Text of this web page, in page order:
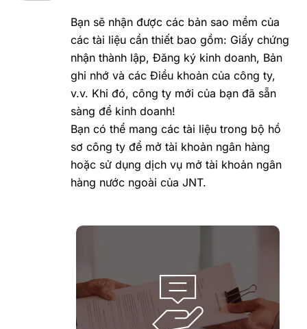
Bạn sẽ nhận được các bản sao mềm của
các tài liệu cần thiết bao gồm: Giấy chứng
nhận thành lập, Đăng ký kinh doanh, Bản
ghi nhớ và các Điều khoản của công ty,
v.v. Khi đó, công ty mới của bạn đã sẵn
sàng để kinh doanh!
Bạn có thể mang các tài liệu trong bộ hồ
sơ công ty để mở tài khoản ngân hàng
hoặc sử dụng dịch vụ mở tài khoản ngân
hàng nước ngoài của JNT.